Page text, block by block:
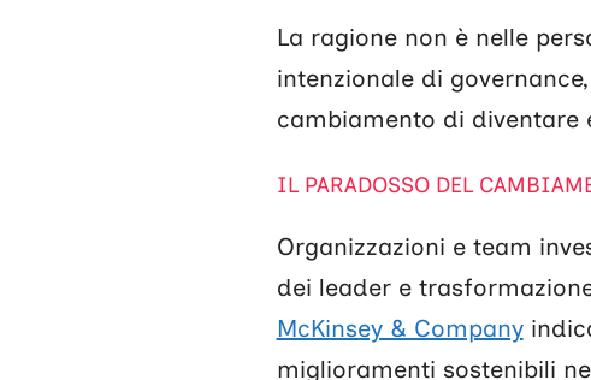
La ragione non è nelle
intenzionale di
cambiamento di diventare
IL PARADOSSO DEL
Organizzazioni e team
dei leader e
McKinsey & Company
miglioramenti sostenibili